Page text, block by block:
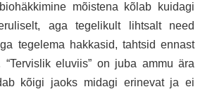
mõistena kõlab kuidagi
aga tegelikult lihtsalt need
tegelema hakkasid, tahtsid ennast
“Tervislik eluviis” on juba ammu ära
kõigi jaoks midagi erinevat ja ei